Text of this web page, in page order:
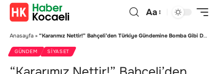
Aa
Anasayfa » “Kararımız Nettir!” Bahçeli’den Türkiye Gündemine Bomba Gibi Düşen Öcalan ve Demirtaş Çıkışı
GÜNDEM SIYASET